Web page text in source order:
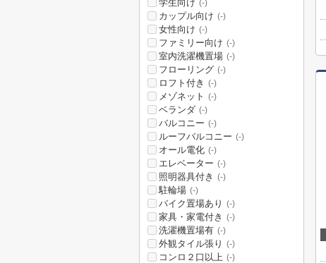
学生向け (-)
カップル向け (-)
女性向け (-)
ファミリー向け (-)
室内洗濯機置場 (-)
フローリング (-)
ロフト付き (-)
メゾネット (-)
ベランダ (-)
バルコニー (-)
ルーフバルコニー (-)
オール電化 (-)
エレベーター (-)
照明器具付き (-)
駐輪場 (-)
バイク置場あり (-)
家具・家電付き (-)
洗濯機置場有 (-)
外観タイル張り (-)
コンロ２口以上 (-)